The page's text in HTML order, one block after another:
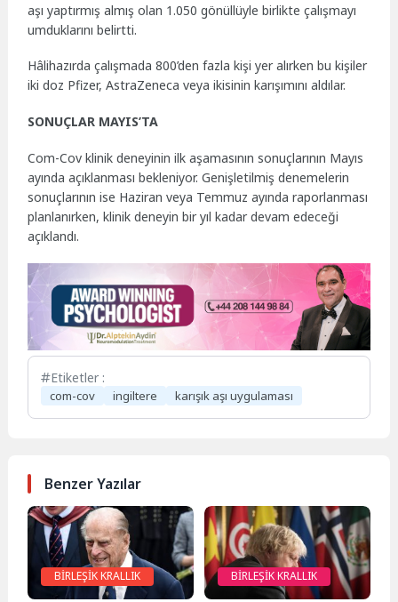
aşı yaptırmış almış olan 1.050 gönüllüyle birlikte çalışmayı
umduklarını belirtti.
Hâlihazırda çalışmada 800’den fazla kişi yer alırken bu kişiler
iki doz Pfizer, AstraZeneca veya ikisinin karışımını aldılar.
SONUÇLAR MAYIS’TA
Com-Cov klinik deneyinin ilk aşamasının sonuçlarının Mayıs
ayında açıklanması bekleniyor. Genişletilmiş denemelerin
sonuçlarının ise Haziran veya Temmuz ayında raporlanması
planlanırken, klinik deneyin bir yıl kadar devam edeceği
açıklandı.
Etiketler :
com-cov ingiltere karışık aşı uygulaması
Benzer Yazılar
BİRLEŞİK KRALLIK BİRLEŞİK KRALLIK